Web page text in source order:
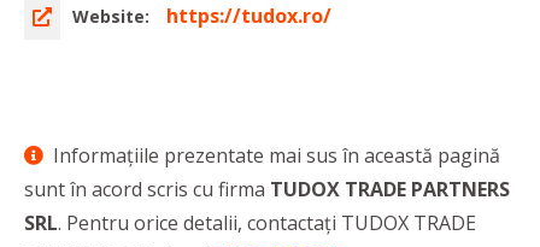
Website: https://tudox.ro/
Informaţiile prezentate mai sus în această pagină
sunt în acord scris cu firma TUDOX TRADE PARTNERS
SRL. Pentru orice detalii, contactaţi TUDOX TRADE